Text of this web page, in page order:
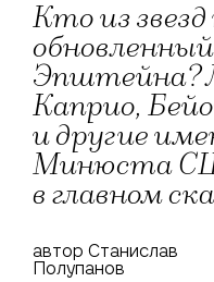
Кто из звезд
Эпштейна?
Каприо,
и другие
Минюста
в главном
автор Станислав
Полупанов